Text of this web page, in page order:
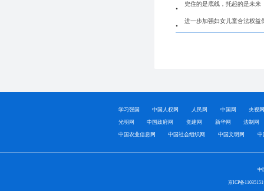
兜住的是底线，托起的是未来
进一步加强妇女儿童合法权益
学习强国 中国人权网 人民网 中国网 央视
光明网 中国政府网 党建网 新华网 法制网
中国农业信息网 中国社会组织网 中国文明网 中
中
京ICP备